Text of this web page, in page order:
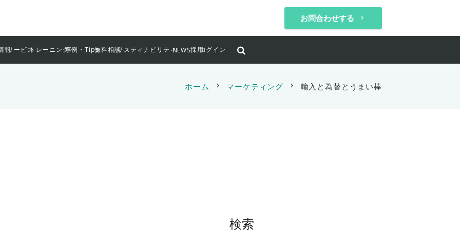
お問合わせする keyboard_arrow_right
報サービストレーニング事例・Tips無料相談サスティナビリティNEWS採用ログイン
ホーム chevron_right マーケティング chevron_right 輸入と為替とうまい棒
検索